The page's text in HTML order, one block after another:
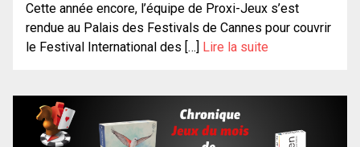
Cette année encore, l’équipe de Proxi-Jeux s’est
rendue au Palais des Festivals de Cannes pour couvrir
le Festival International des […] Lire la suite